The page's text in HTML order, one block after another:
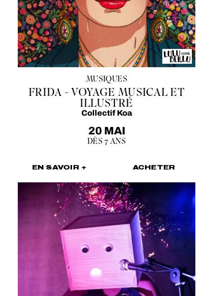
MUSIQUES
FRIDA - VOYAGE MUSICAL ET
ILLUSTRÉ
Collectif Koa
20 MAI
DÈS 7 ANS
EN SAVOIR + ACHETER